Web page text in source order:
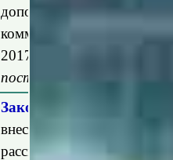
дополнительных
коммунального
2017 год и на плановый
постановлением
Закон Московской
внесении изменений
рассмотрении